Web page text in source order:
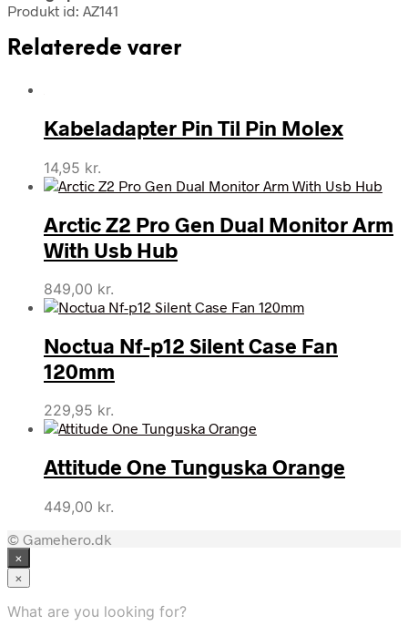
Produkt id: AZ141
Relaterede varer
Kabeladapter Pin Til Pin Molex
14,95 kr.
Arctic Z2 Pro Gen Dual Monitor Arm
With Usb Hub
849,00 kr.
Noctua Nf-p12 Silent Case Fan
120mm
229,95 kr.
Attitude One Tunguska Orange
449,00 kr.
© Gamehero.dk
×
×
What are you looking for?